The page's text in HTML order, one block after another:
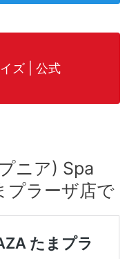
ズ | 公式
ニア) Spa
プラーザ店で